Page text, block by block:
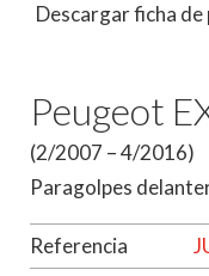
Descargar ficha
Peugeot
(2/2007 – 4/2016)
Paragolpes
Referencia